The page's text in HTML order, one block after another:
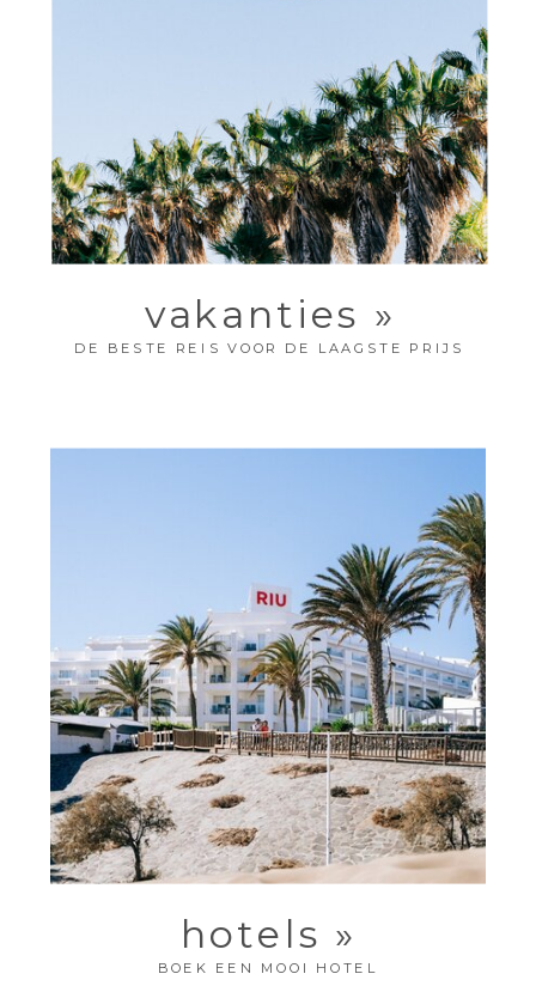
vakanties »
DE BESTE REIS VOOR DE LAAGSTE PRIJS
hotels »
BOEK EEN MOOI HOTEL